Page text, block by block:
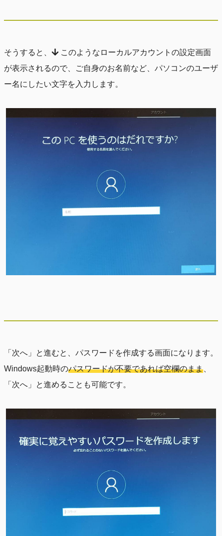
そうすると、
このようなローカルアカウントの設定画面
が表示されるので、ご自身のお名前など、パソコンのユーザ
ー名にしたい文字を入力します。
「次へ」と進むと、パスワードを作成する画面になります。
Windows起動時のパスワードが不要であれば空欄のまま
「次へ」と進めることも可能です。